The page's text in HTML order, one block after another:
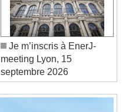
Skip Forward
Je m’inscris à EnerJ-
meeting Lyon, 15
septembre 2026